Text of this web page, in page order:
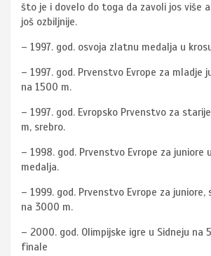
što je i dovelo do toga da zavoli jos više
još ozbiljnije.
– 1997. god. osvoja zlatnu medalja u
– 1997. god. Prvenstvo Evrope za mladje
na 1500 m.
– 1997. god. Evropsko Prvenstvo za
m, srebro.
– 1998. god. Prvenstvo Evrope za juniore
medalja.
– 1999. god. Prvenstvo Evrope za juniore,
na 3000 m.
– 2000. god. Olimpijske igre u Sidneju na
finale